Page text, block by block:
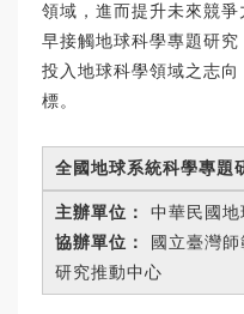
領域，進而提升未來競
早接觸地球科學專題研
投入地球科學領域之志
標。
全國地球系統科學專題
主辦單位：
中華民國
協辦單位：
國立臺灣
研究推動中心